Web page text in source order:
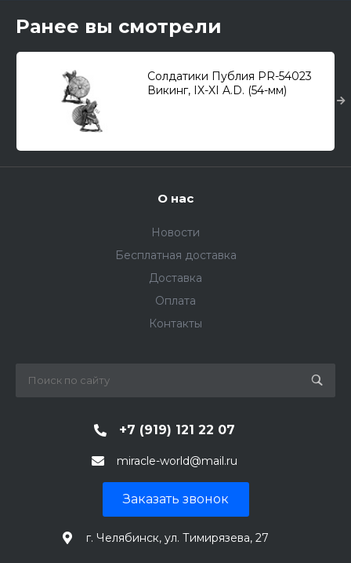
Ранее вы смотрели
Солдатики Публия PR-54023
Викинг, IX-XI A.D. (54-мм)
О нас
Новости
Бесплатная доставка
Доставка
Оплата
Контакты
+7 (919) 121 22 07
miracle-world@mail.ru
Заказать звонок
г. Челябинск, ул. Тимирязева, 27